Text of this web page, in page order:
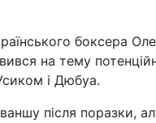
боксера
на тему
і Дюбуа.
після поразки,